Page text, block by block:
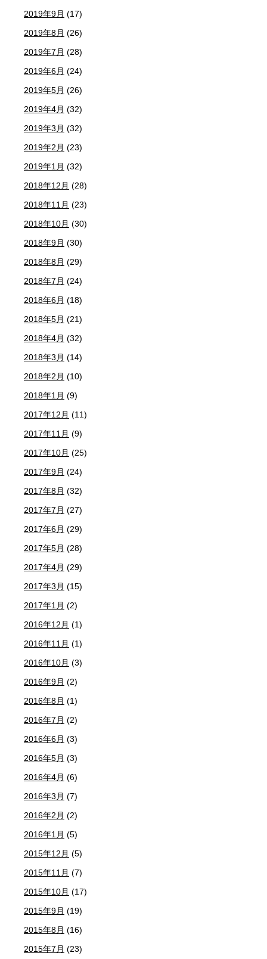
2019年9月 (17)
2019年8月 (26)
2019年7月 (28)
2019年6月 (24)
2019年5月 (26)
2019年4月 (32)
2019年3月 (32)
2019年2月 (23)
2019年1月 (32)
2018年12月 (28)
2018年11月 (23)
2018年10月 (30)
2018年9月 (30)
2018年8月 (29)
2018年7月 (24)
2018年6月 (18)
2018年5月 (21)
2018年4月 (32)
2018年3月 (14)
2018年2月 (10)
2018年1月 (9)
2017年12月 (11)
2017年11月 (9)
2017年10月 (25)
2017年9月 (24)
2017年8月 (32)
2017年7月 (27)
2017年6月 (29)
2017年5月 (28)
2017年4月 (29)
2017年3月 (15)
2017年1月 (2)
2016年12月 (1)
2016年11月 (1)
2016年10月 (3)
2016年9月 (2)
2016年8月 (1)
2016年7月 (2)
2016年6月 (3)
2016年5月 (3)
2016年4月 (6)
2016年3月 (7)
2016年2月 (2)
2016年1月 (5)
2015年12月 (5)
2015年11月 (7)
2015年10月 (17)
2015年9月 (19)
2015年8月 (16)
2015年7月 (23)